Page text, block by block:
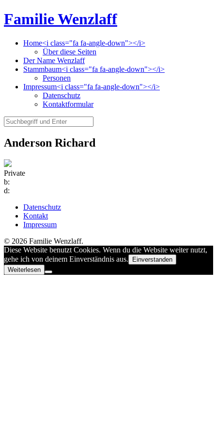
Familie Wenzlaff
Home<i class="fa fa-angle-down"></i>
Über diese Seiten
Der Name Wenzlaff
Stammbaum<i class="fa fa-angle-down"></i>
Personen
Impressum<i class="fa fa-angle-down"></i>
Datenschutz
Kontaktformular
Anderson Richard
Private
b:
d:
Datenschutz
Kontakt
Impressum
© 2026 Familie Wenzlaff.
Diese Website benutzt Cookies. Wenn du die Website weiter nutzt,
gehe ich von deinem Einverständnis aus.
Einverstanden
Weiterlesen